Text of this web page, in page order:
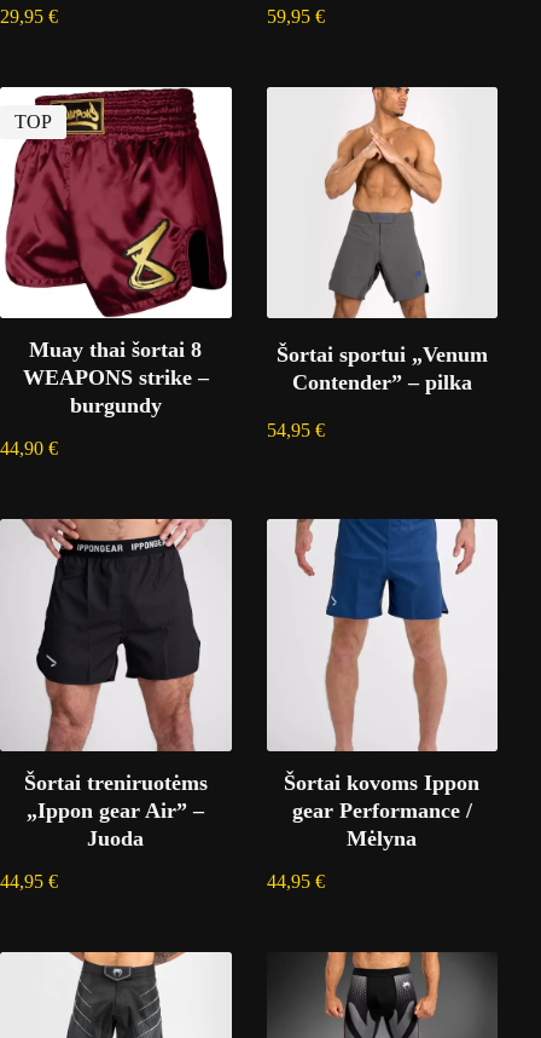
29,95 € 59,95 €
TOP
Muay thai šortai 8
WEAPONS strike –
burgundy
44,90 €
Šortai sportui „Venum
Contender” – pilka
54,95 €
Šortai treniruotėms
„Ippon gear Air” –
Juoda
44,95 €
Šortai kovoms Ippon
gear Performance /
Mėlyna
44,95 €